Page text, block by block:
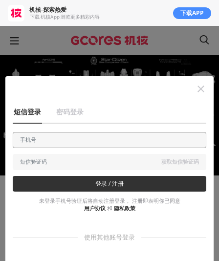
《寰宇周刊》：有关《星际公民》的资讯情
机核-探索热爱
下载 机核App 浏览更多精彩内容 下载APP
短信登录 密码登录
获取短信验证码
登录 / 注册
未登录手机号验证后将自动注册登录， 注册即表明你已同意
用户协议 和 隐私政策
使用其他账号登录